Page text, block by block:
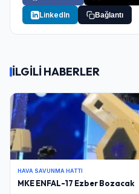
LinkedIn Bağlantı
İLGİLİ HABERLER
HAVA SAVUNMA HATTI
MKE ENFAL-17 Ezber Bozacak